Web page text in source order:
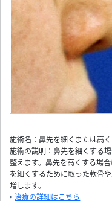
施術名：鼻先を細くまたは高
施術の説明：鼻先を細くする
整えます。鼻先を高くする場
を細くするために取った軟骨
増します。
治療の詳細はこちら